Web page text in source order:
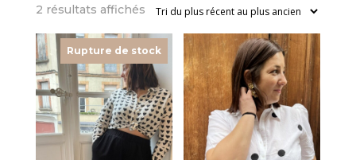
2 résultats affichésTrié
plus
récent
au
plus
ancien
Rupture de stock